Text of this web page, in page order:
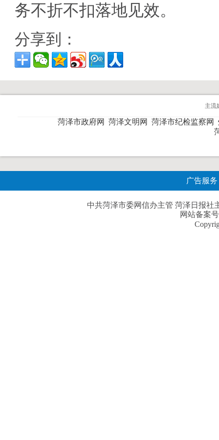
务不折不扣落地见效。
分享到：
主流
菏泽市政府网 菏泽文明网 菏泽市纪检监察网
广告服务
中共菏泽市委网信办主管 菏泽日报社
网站备案